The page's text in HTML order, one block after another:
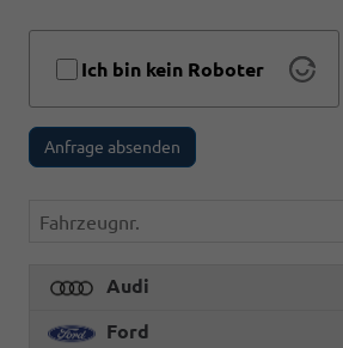
Ich bin kein Roboter
Anfrage absenden
Fahrzeugnr.
Audi
Ford